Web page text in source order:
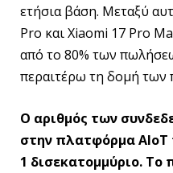
ετήσια βάση. Μεταξύ
Pro και Xiaomi 17 Pro
από το 80% των
περαιτέρω τη δομή των
Ο αριθμός των
στην πλατφόρμα AIoT
1 δισεκατομμύριο.